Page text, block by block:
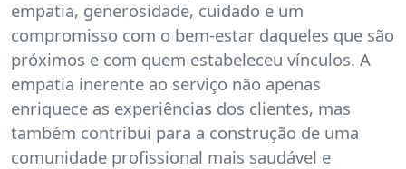
empatia, generosidade, cuidado e um
compromisso com o bem-estar daqueles que são
próximos e com quem estabeleceu vínculos. A
empatia inerente ao serviço não apenas
enriquece as experiências dos clientes, mas
também contribui para a construção de uma
comunidade profissional mais saudável e